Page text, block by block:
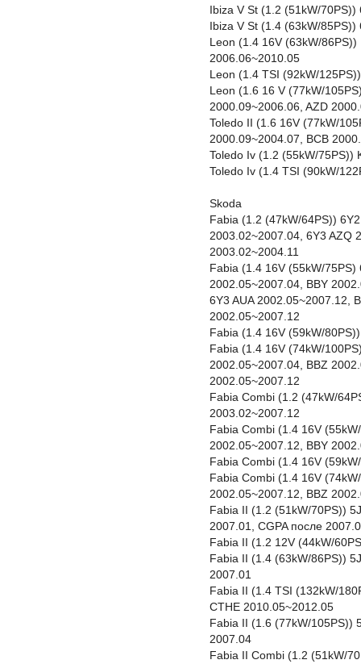
Ibiza V St (1.2 (51kW/70PS))
Ibiza V St (1.4 (63kW/
Leon (1.4 16V (63kW/
2006.06~2010.05
Leon (1.4 TSI (92kW/
Leon (1.6 16 V (77kW/
2000.09~2006.06, AZD
Toledo II (1.6 16V (77kW/
2000.09~2004.07, BCB
Toledo Iv (1.2 (55kW/75PS))
Toledo Iv (1.4 TSI (90kW/
Skoda
Fabia (1.2 (47kW/64PS))
2003.02~2007.04, 6Y3 AZQ
2003.02~2004.11
Fabia (1.4 16V (55kW/75PS)
2002.05~2007.04, BBY
6Y3 AUA 2002.05~2007.12,
2002.05~2007.12
Fabia (1.4 16V (59kW/
Fabia (1.4 16V (74kW/
2002.05~2007.04, BBZ
2002.05~2007.12
Fabia Combi (1.2 (47kW/
2003.02~2007.12
Fabia Combi (1.4 16V
2002.05~2007.12, BBY
Fabia Combi (1.4 16V
Fabia Combi (1.4 16V
2002.05~2007.12, BBZ
Fabia II (1.2 (51kW/70PS))
2007.01, CGPA после
Fabia II (1.2 12V (44kW/
Fabia II (1.4 (63kW/86PS))
2007.01
Fabia II (1.4 TSI (132kW/
CTHE 2010.05~2012.05
Fabia II (1.6 (77kW/105PS))
2007.04
Fabia II Combi (1.2 (51kW/